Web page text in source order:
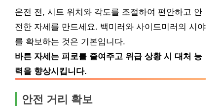
운전 전, 시트 위치와 각도를 조절하여 편안하고 안
전한 자세를 만드세요. 백미러와 사이드미러의 시야
를 확보하는 것은 기본입니다.
바른 자세는 피로를 줄여주고 위급 상황 시 대처 능
력을 향상시킵니다.
안전 거리 확보